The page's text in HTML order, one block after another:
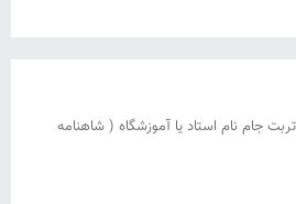
محل زندگی : خراسان رضوی – تربت جام نام استاد یا آموزشگاه ( شاهنامه